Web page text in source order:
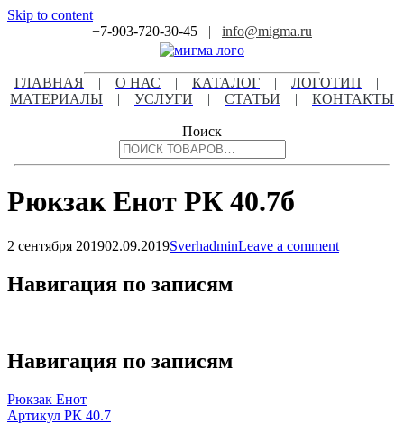
Skip to content
+7-903-720-30-45 | info@migma.ru
ГЛАВНАЯ | О НАС | КАТАЛОГ | ЛОГОТИП
|
МАТЕРИАЛЫ
| УСЛУГИ | СТАТЬИ | КОНТАКТЫ
Поиск
Рюкзак Енот РК 40.7б
2 сентября 201902.09.2019SverhadminLeave a comment
Навигация по записям
Навигация по записям
Рюкзак Енот
Артикул РК 40.7